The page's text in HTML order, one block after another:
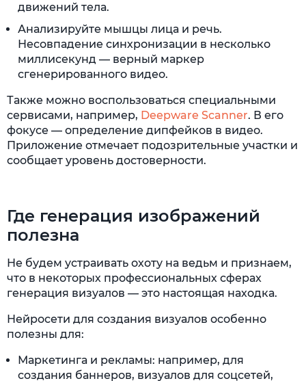
движений тела.
Анализируйте мышцы лица и речь.
Несовпадение синхронизации в несколько
миллисекунд — верный маркер
сгенерированного видео.
Также можно воспользоваться специальными
сервисами, например, Deepware Scanner. В его
фокусе — определение дипфейков в видео.
Приложение отмечает подозрительные участки и
сообщает уровень достоверности.
Где генерация изображений
полезна
Не будем устраивать охоту на ведьм и признаем,
что в некоторых профессиональных сферах
генерация визуалов — это настоящая находка.
Нейросети для создания визуалов особенно
полезны для:
Маркетинга и рекламы: например, для
создания баннеров, визуалов для соцсетей,